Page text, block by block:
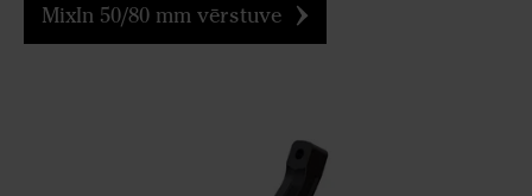
MixIn 50/80 mm vērstuve